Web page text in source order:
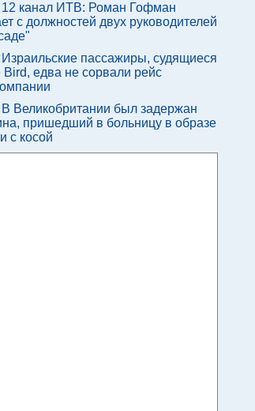
12 канал ИТВ: Роман Гофман
с должностей двух руководителей
Израильские пассажиры, судящиеся
Bird, едва не сорвали рейс
В Великобритании был задержан
пришедший в больницу в образе
с косой